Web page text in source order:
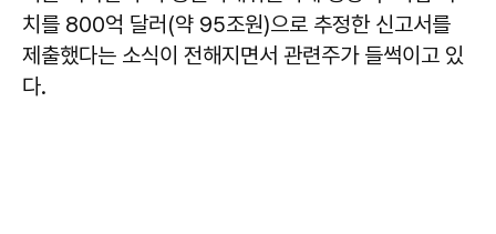
치를 800억 달러(약 95조원)으로 추정한 신고서를
제출했다는 소식이 전해지면서 관련주가 들썩이고 있
다.